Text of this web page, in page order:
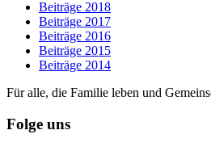
Beiträge 2018
Beiträge 2017
Beiträge 2016
Beiträge 2015
Beiträge 2014
Für alle, die Familie leben und
Folge uns